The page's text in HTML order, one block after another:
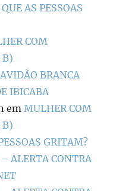
QUE AS PESSOAS
COM
B)
BRANCA
IBICABA
em MULHER COM
B)
GRITAM?
ALERTA CONTRA